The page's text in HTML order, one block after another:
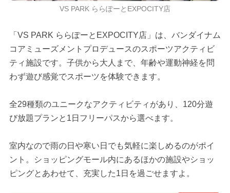
VS PARK ららぽーとEXPOCITY店
「VS PARK ららぽーとEXPOCITY店」は、バンダイナム
コアミューズメントプロデュースのスポーツアクティビ
ティ施設です。子供から大人まで、年齢や運動神経を問
わず遊び感覚でスポーツを体験できます。
全29種類のユニークなアクティビティがあり、120分遊
び放題プランと1日フリーパスから選べます。
室内なので雨の日や寒い日でも気軽に楽しめるのがポイ
ント。ショッピングモール内にあるほかの施設やショッ
ピングとあわせて、充実した1日を過ごせますよ。